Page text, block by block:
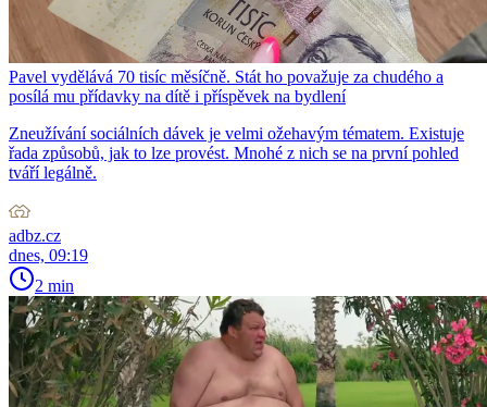
Pavel vydělává 70 tisíc měsíčně. Stát ho považuje za chudého a
posílá mu přídavky na dítě i příspěvek na bydlení
Zneužívání sociálních dávek je velmi ožehavým tématem. Existuje
řada způsobů, jak to lze provést. Mnohé z nich se na první pohled
tváří legálně.
adbz.cz
dnes, 09:19
2 min